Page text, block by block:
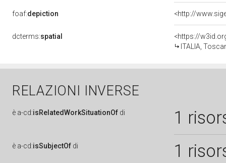
foaf:depiction
dcterms:spatial
<https://
ITALIA,
RELAZIONI INVERSE
è a-cd:isRelatedWorkSituationOf di 1
è a-cd:isSubjectOf di 1